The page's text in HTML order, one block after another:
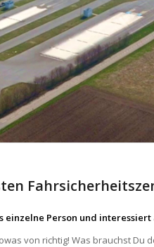
einzelne Person und
von richtig! Was brauchst Du